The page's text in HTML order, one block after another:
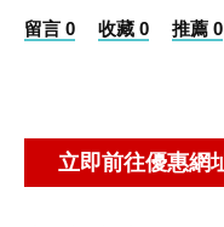
留言 0 收藏 0 推薦 0